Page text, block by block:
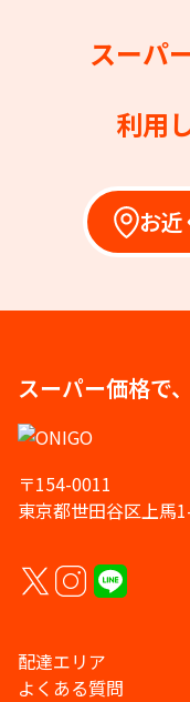
スーパ
利用
お近
スーパー価格で
〒154-0011
東京都世田谷区上馬
配達エリア
よくある質問